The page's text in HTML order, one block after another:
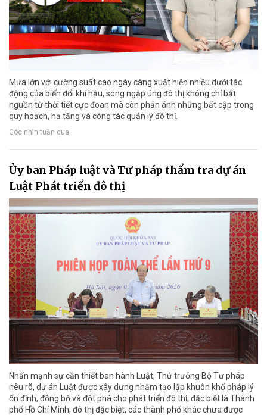
Mưa lớn với cường suất cao ngày càng xuất hiện nhiều dưới tác
động của biến đổi khí hậu, song ngập úng đô thị không chỉ bắt
nguồn từ thời tiết cực đoan mà còn phản ánh những bất cập trong
quy hoạch, hạ tầng và công tác quản lý đô thị.
Góc nhìn tuần qua
Ủy ban Pháp luật và Tư pháp thẩm tra dự án
Luật Phát triển đô thị
Nhấn mạnh sự cần thiết ban hành Luật, Thứ trưởng Bộ Tư pháp
nêu rõ, dự án Luật được xây dựng nhằm tạo lập khuôn khổ pháp lý
ổn định, đồng bộ và đột phá cho phát triển đô thị, đặc biệt là Thành
phố Hồ Chí Minh, đô thị đặc biệt, các thành phố khác chưa được